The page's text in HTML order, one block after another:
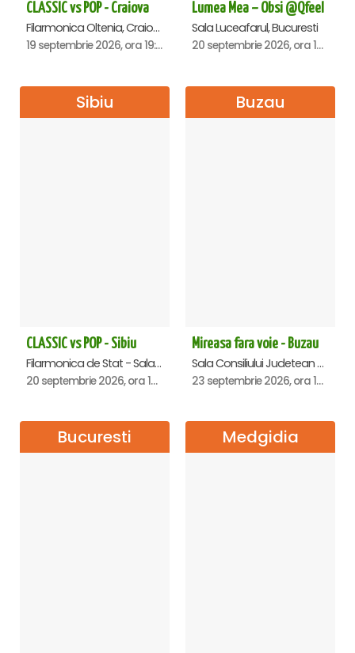
CLASSIC vs POP - Craiova
Filarmonica Oltenia, Craiova
19 septembrie 2026, ora 19:00
Lumea Mea – Obsi @Qfeel
Sala Luceafarul, Bucuresti
20 septembrie 2026, ora 12:30
Sibiu
CLASSIC vs POP - Sibiu
Filarmonica de Stat - Sala Thalia, Sibiu
20 septembrie 2026, ora 19:00
Buzau
Mireasa fara voie - Buzau
Sala Consiliului Judetean Buzau, Buzau
23 septembrie 2026, ora 19:29
Bucuresti Medgidia